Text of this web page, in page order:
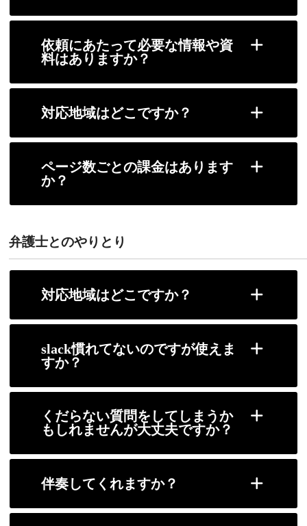
依頼にあたって必要な情報や資
料はありますか？
対応地域はどこですか？
ページ数ごとの課金はあります
か？
弁護士とのやりとり
対応地域はどこですか？
slack慣れてないのですが使えま
すか？
くだらない質問をしてしまうか
もしれませんが大丈夫ですか？
伴奏してくれますか？